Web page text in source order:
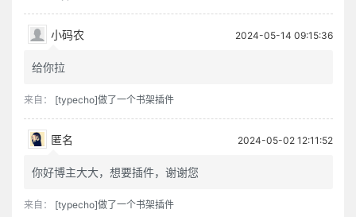
小码农 2024-05-14 09:15:36
给你拉
来自： [typecho]做了一个书架插件
匿名 2024-05-02 12:11:52
你好博主大大，想要插件，谢谢您
来自： [typecho]做了一个书架插件